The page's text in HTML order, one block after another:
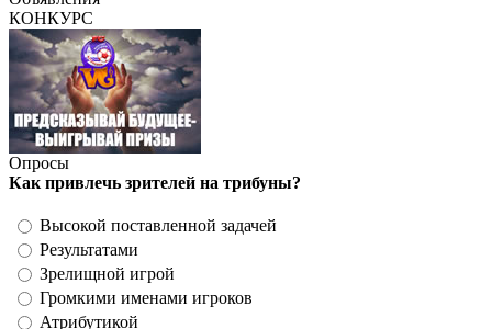
КОНКУРС
Опросы
Как привлечь зрителей на трибуны?
Высокой поставленной задачей
Результатами
Зрелищной игрой
Громкими именами игроков
Атрибутикой